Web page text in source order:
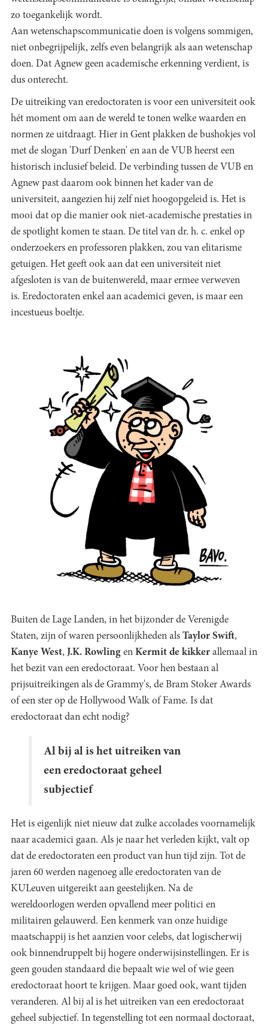
zo toegankelijk wordt.
Aan wetenschapscommunicatie doen is volgens sommigen,
niet onbegrijpelijk, zelfs even belangrijk als aan wetenschap
doen. Dat Agnew geen academische erkenning verdient, is
dus onterecht.
De uitreiking van eredoctoraten is voor een universiteit ook
hét moment om aan de wereld te tonen welke waarden en
normen ze uitdraagt. Hier in Gent plakken de bushokjes vol
met de slogan 'Durf Denken' en aan de VUB heerst een
historisch inclusief beleid. De verbinding tussen de VUB en
Agnew past daarom ook binnen het kader van de
universiteit, aangezien hij zelf niet hoogopgeleid is. Het is
mooi dat op die manier ook niet-academische prestaties in
de spotlight komen te staan. De titel van dr. h. c. enkel op
onderzoekers en professoren plakken, zou van elitarisme
getuigen. Het geeft ook aan dat een universiteit niet
afgesloten is van de buitenwereld, maar ermee verweven
is. Eredoctoraten enkel aan academici geven, is maar een
incestueus boeltje.
Buiten de Lage Landen, in het bijzonder de Verenigde
Staten, zijn of waren persoonlijkheden als Taylor Swift,
Kanye West, J.K. Rowling en Kermit de kikker allemaal in
het bezit van een eredoctoraat. Voor hen bestaan al
prijsuitreikingen als de Grammy's, de Bram Stoker Awards
of een ster op de Hollywood Walk of Fame. Is dat
eredoctoraat dan echt nodig?
Al bij al is het uitreiken van
een eredoctoraat geheel
subjectief
Het is eigenlijk niet nieuw dat zulke accolades voornamelijk
naar academici gaan. Als je naar het verleden kijkt, valt op
dat de eredoctoraten een product van hun tijd zijn. Tot de
jaren 60 werden nagenoeg alle eredoctoraten van de
KULeuven uitgereikt aan geestelijken. Na de
wereldoorlogen werden opvallend meer politici en
militairen gelauwerd. Een kenmerk van onze huidige
maatschappij is het aanzien voor celebs, dat logischerwij
ook binnendruppelt bij hogere onderwijsinstellingen. Er is
geen gouden standaard die bepaalt wie wel of wie geen
eredoctoraat hoort te krijgen. Maar goed ook, want tijden
veranderen. Al bij al is het uitreiken van een eredoctoraat
geheel subjectief. In tegenstelling tot een normaal doctoraat,